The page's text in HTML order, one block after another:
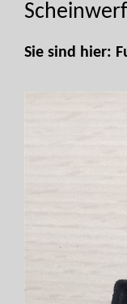
Sie sind hier: